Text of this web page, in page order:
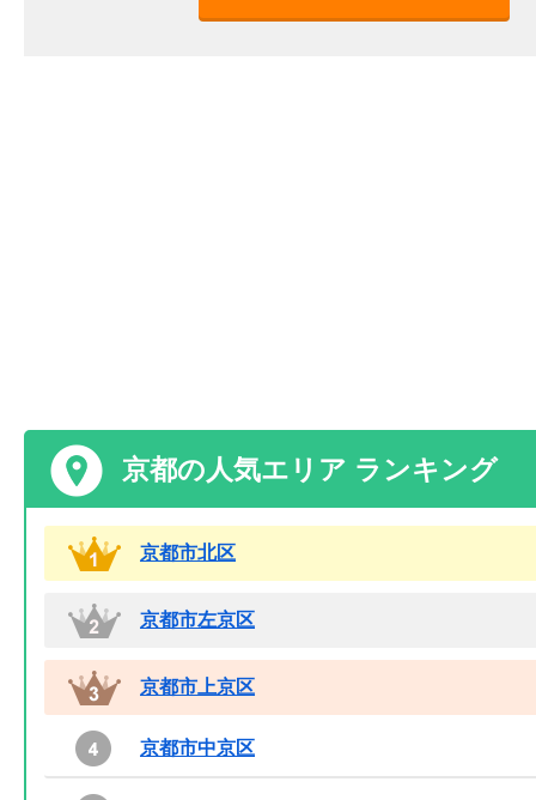
京都の人気エリア ランキング
京都市北区
京都市左京区
京都市上京区
京都市中京区